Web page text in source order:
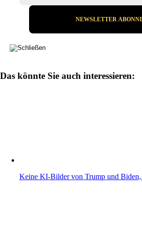
Das könnte Sie auch interessieren:
Keine KI-Bilder von Trump und